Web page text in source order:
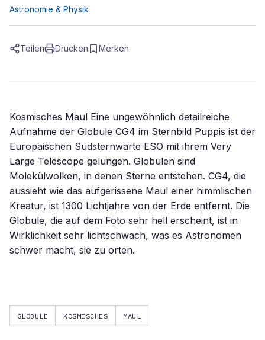
Astronomie & Physik
Teilen Drucken Merken
Kosmisches Maul Eine ungewöhnlich detailreiche
Aufnahme der Globule CG4 im Sternbild Puppis ist der
Europäischen Südsternwarte ESO mit ihrem Very
Large Telescope gelungen. Globulen sind
Molekülwolken, in denen Sterne entstehen. CG4, die
aussieht wie das aufgerissene Maul einer himmlischen
Kreatur, ist 1300 Lichtjahre von der Erde entfernt. Die
Globule, die auf dem Foto sehr hell erscheint, ist in
Wirklichkeit sehr lichtschwach, was es Astronomen
schwer macht, sie zu orten.
GLOBULE KOSMISCHES MAUL